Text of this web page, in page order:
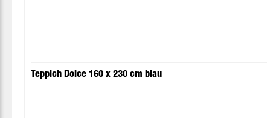
Teppich Dolce 160 x 230 cm blau